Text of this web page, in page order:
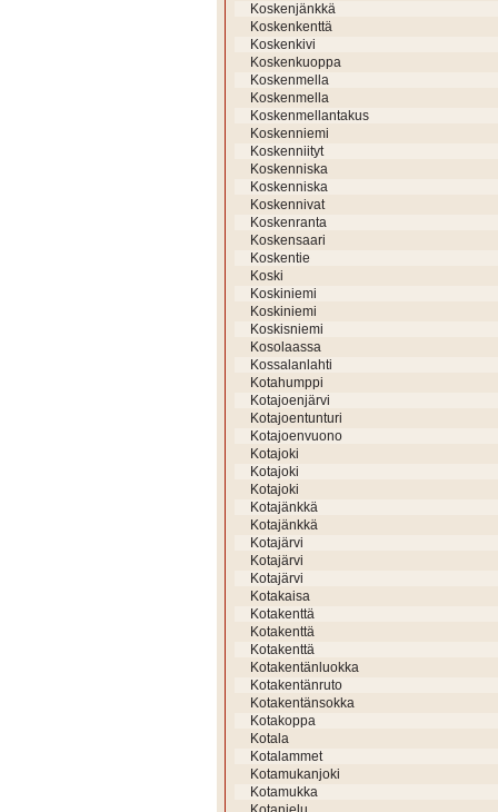
Koskenjänkkä
Koskenkenttä
Koskenkivi
Koskenkuoppa
Koskenmella
Koskenmella
Koskenmellantakus
Koskenniemi
Koskenniityt
Koskenniska
Koskenniska
Koskennivat
Koskenranta
Koskensaari
Koskentie
Koski
Koskiniemi
Koskiniemi
Koskisniemi
Kosolaassa
Kossalanlahti
Kotahumppi
Kotajoenjärvi
Kotajoentunturi
Kotajoenvuono
Kotajoki
Kotajoki
Kotajoki
Kotajänkkä
Kotajänkkä
Kotajärvi
Kotajärvi
Kotajärvi
Kotakaisa
Kotakenttä
Kotakenttä
Kotakenttä
Kotakentänluokka
Kotakentänruto
Kotakentänsokka
Kotakoppa
Kotala
Kotalammet
Kotamukanjoki
Kotamukka